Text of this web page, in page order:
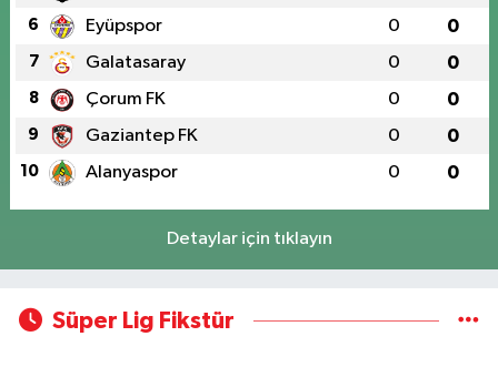
6 Eyüpspor 0 0
7 Galatasaray 0 0
8 Çorum FK 0 0
9 Gaziantep FK 0 0
10 Alanyaspor 0 0
Detaylar için tıklayın
Süper Lig Fikstür